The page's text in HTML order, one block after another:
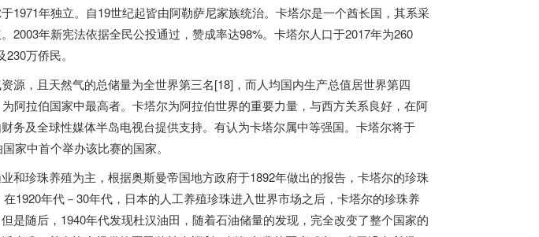
1971年独立。自19世纪起皆由阿勒萨尼家族统治。卡塔尔是一个酋长国，其系采
2003年新宪法依据全民公投通过，赞成率达98%。卡塔尔人口于2017年为260
万侨民。
源，且天然气的总储量为全世界第三名[18]，而人均国内生产总值居世界第四
阿拉伯国家中最高者。卡塔尔为阿拉伯世界的重要力量，与西方关系良好，在阿
务及全球性媒体半岛电视台提供支持。有认为卡塔尔属中等强国。卡塔尔将于
家中首个举办该比赛的国家。
和珍珠养殖为主，根据奥斯曼帝国地方政府于1892年做出的报告，卡塔尔的珍珠
1920年代－30年代，日本的人工养殖珍珠进入世界市场之后，卡塔尔的珍珠养
是随后，1940年代发现杜汉油田，随着石油储量的发现，完全改变了整个国家的